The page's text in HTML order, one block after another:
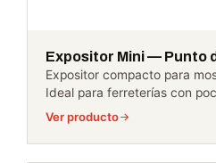
Expositor Mini — Punto
Expositor compacto para
Ideal para ferreterías con
Ver producto